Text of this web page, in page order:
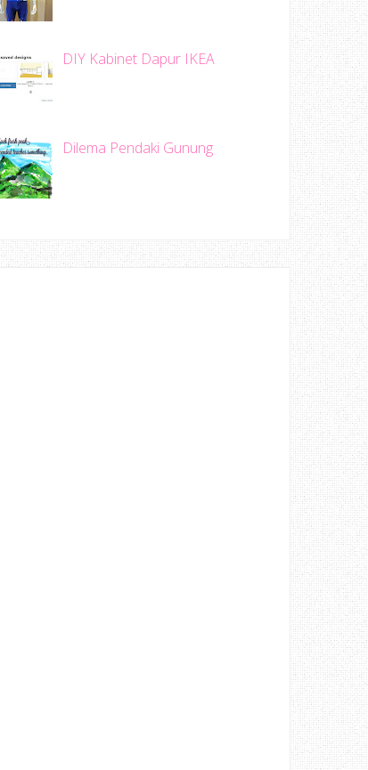
DIY Kabinet Dapur IKEA
Dilema Pendaki Gunung